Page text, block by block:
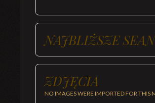
NAJBLIŻSZE
ZDJĘCIA
NO IMAGES WERE IMPORTED FOR THIS